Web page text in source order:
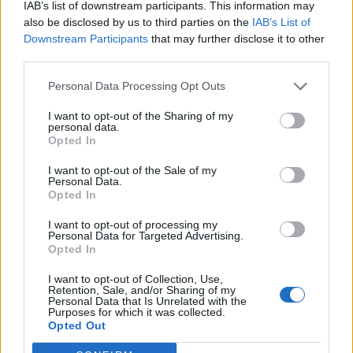
IAB’s list of downstream participants. This information may
also be disclosed by us to third parties on the IAB’s List of
Downstream Participants that may further disclose it to other
Personal Data Processing Opt Outs
I want to opt-out of the Sharing of my
personal data.
Opted In
I want to opt-out of the Sale of my
Personal Data.
Opted In
I want to opt-out of processing my
Personal Data for Targeted Advertising.
Opted In
I want to opt-out of Collection, Use,
Retention, Sale, and/or Sharing of my
Personal Data that Is Unrelated with the
Purposes for which it was collected.
Opted Out
ΥΠΑΑΤ: Επιπλέον 12,5 εκατ. ευρώ στις Περιφέρειες
της ΔΕΗ για την είσοδο στην πολωνική αγορά
ενέργειας
Στρατηγική επένδυση του EFA GROUP στη Fractal
τεχνολογιών
07/08/2026 - 16:11 ΕΠΙΧΕΙΡΗΣΕΙΣ
Συνάλλαγμα: Το ευρώ ενισχύεται 0,08%, στα
1,1534 δολάρια
07/08/2026 - 15:45 ΟΙΚΟΝΟΜΙΑ
Χρηματιστήριο: Στις 2.623,19 μονάδες ο Γενικός